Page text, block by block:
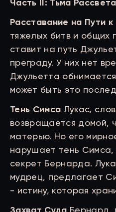
Часть II: Тьма Рассвета
Расставание на Пути к
тяжелых битв и общих
ставит на путь
преграду. У них нет
Джульетта
может быть это
Тень Симса Лукас,
возвращается домой,
матерью. Но его
нарушает тень Симса,
секрет Бернарда.
мудрец, предлагает
- истину, которая